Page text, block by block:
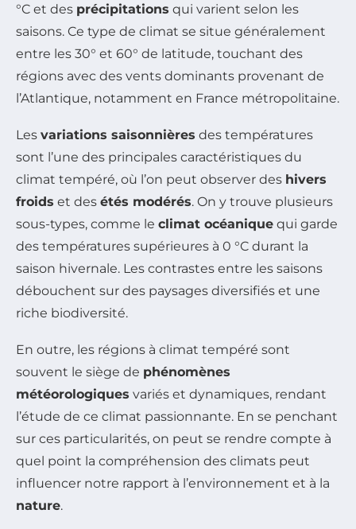
°C et des précipitations qui varient selon les
saisons. Ce type de climat se situe généralement
entre les 30° et 60° de latitude, touchant des
régions avec des vents dominants provenant de
l’Atlantique, notamment en France métropolitaine.
Les variations saisonnières des températures
sont l’une des principales caractéristiques du
climat tempéré, où l’on peut observer des hivers
froids et des étés modérés. On y trouve plusieurs
sous-types, comme le climat océanique qui garde
des températures supérieures à 0 °C durant la
saison hivernale. Les contrastes entre les saisons
débouchent sur des paysages diversifiés et une
riche biodiversité.
En outre, les régions à climat tempéré sont
souvent le siège de phénomènes
météorologiques variés et dynamiques, rendant
l’étude de ce climat passionnante. En se penchant
sur ces particularités, on peut se rendre compte à
quel point la compréhension des climats peut
influencer notre rapport à l’environnement et à la
nature.